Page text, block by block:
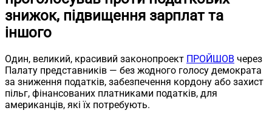
знижок, підвищення зарплат та
іншого
Один, великий, красивий законопроект ПРОЙШОВ через
Палату представників — без жодного голосу демократа
за зниження податків, забезпечення кордону або захист
пільг, фінансованих платниками податків, для
американців, які їх потребують.